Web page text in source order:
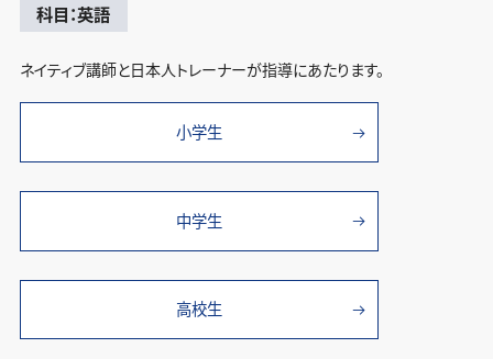
科目：英語
ネイティブ講師と日本人トレーナーが指導にあたります。
小学生
中学生
高校生